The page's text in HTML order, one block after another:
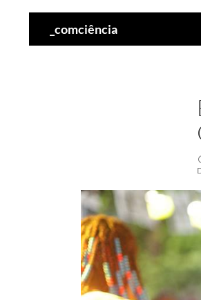
_comciência